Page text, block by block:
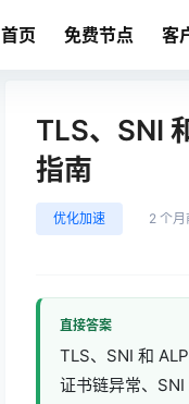
首页 免费节点 客
TLS、SNI
指南
优化加速 2 个月
直接答案
TLS、SNI 和
证书链异常、SNI